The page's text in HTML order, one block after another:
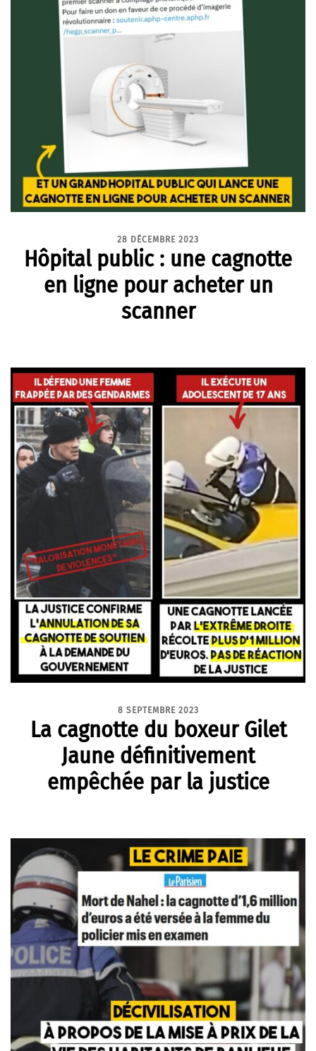
28 DÉCEMBRE 2023
Hôpital public : une cagnotte
en ligne pour acheter un
scanner
8 SEPTEMBRE 2023
La cagnotte du boxeur Gilet
Jaune définitivement
empêchée par la justice